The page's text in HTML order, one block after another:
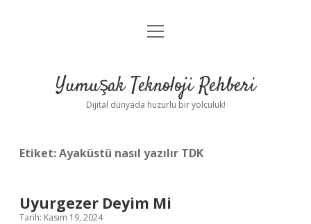
Anasayfa
Yasal Uyarı
menüyü
Yumuşak Teknoloji Rehberi
Dijital dünyada huzurlu bir yolculuk!
Etiket:Ayaküstü nasıl yazılır TDK
Uyurgezer Deyim Mi
Tarih: Kasım 19, 2024